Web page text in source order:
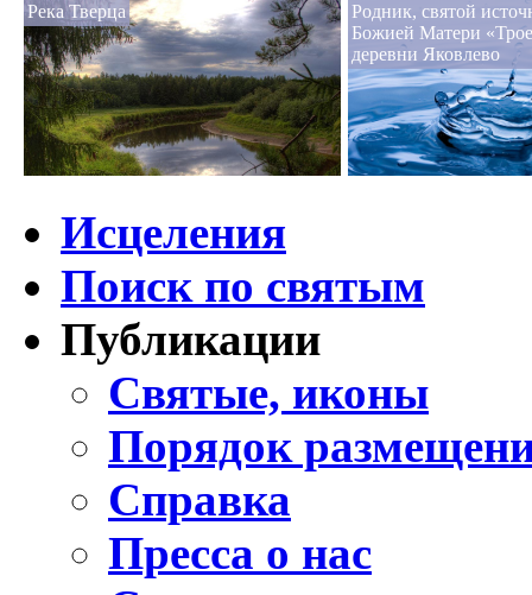
Река Тверца
Родник, святой
Божией Матери
деревни Яковлево
Исцеления
Поиск по святым
Публикации
Святые, иконы
Порядок
Справка
Пресса о нас